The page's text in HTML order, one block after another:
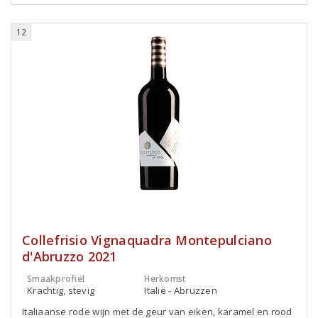
12
Collefrisio Vignaquadra Montepulciano
d'Abruzzo 2021
Smaakprofiel
Krachtig, stevig
Herkomst
Italië - Abruzzen
Italiaanse rode wijn met de geur van eiken, karamel en rood